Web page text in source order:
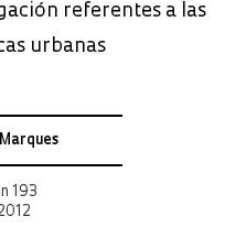
referentes a las
urbanas
193